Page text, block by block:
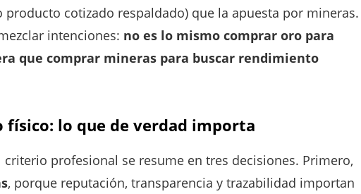
producto cotizado respaldado) que la apuesta por mineras.
intenciones: no es lo mismo comprar oro para
que comprar mineras para buscar rendimiento
físico: lo que de verdad importa
criterio profesional se resume en tres decisiones. Primero,
, porque reputación, transparencia y trazabilidad importan